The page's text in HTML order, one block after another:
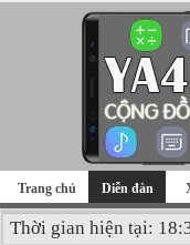
Trang chủ Diễn đàn
Thời gian hiện tại: